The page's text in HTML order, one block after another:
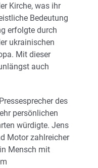
Kirche, was ihr
Bedeutung
erfolgte durch
ukrainischen
Mit dieser
auch
des
persönlichen
würdigte. Jens
Motor zahlreicher
Mensch mit